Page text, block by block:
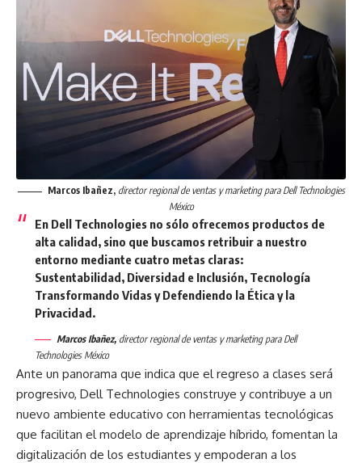
Marcos Ibañez, director regional de ventas y marketing para Dell Technologies
México
En Dell Technologies no sólo ofrecemos productos de
alta calidad, sino que buscamos retribuir a nuestro
entorno mediante cuatro metas claras:
Sustentabilidad, Diversidad e Inclusión, Tecnología
Transformando Vidas y Defendiendo la Ética y la
Privacidad.
Marcos Ibañez, director regional de ventas y marketing para Dell
Technologies México
Ante un panorama que indica que el regreso a clases será
progresivo, Dell Technologies construye y contribuye a un
nuevo ambiente educativo con herramientas tecnológicas
que facilitan el modelo de aprendizaje híbrido, fomentan la
digitalización de los estudiantes y empoderan a los